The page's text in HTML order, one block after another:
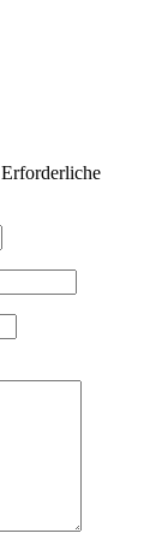
Erforderliche